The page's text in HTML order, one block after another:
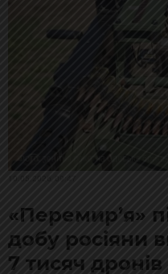
«Перемир’я»
добу росіяни
7 тисяч